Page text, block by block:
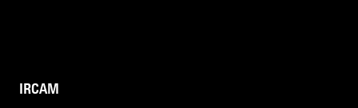
IRCAM